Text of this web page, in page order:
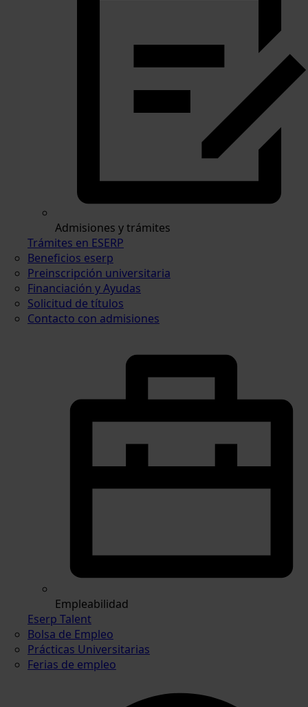
Admisiones y trámites
Trámites en ESERP
Beneficios eserp
Preinscripción universitaria
Financiación y Ayudas
Solicitud de títulos
Contacto con admisiones
Empleabilidad
Eserp Talent
Bolsa de Empleo
Prácticas Universitarias
Ferias de empleo